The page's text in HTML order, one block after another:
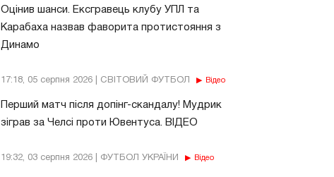
Оцінив шанси. Ексгравець клубу УПЛ та
Карабаха назвав фаворита протистояння з
Динамо
17:18, 05 серпня 2026 | СВІТОВИЙ ФУТБОЛ Відео
Перший матч після допінг-скандалу! Мудрик
зіграв за Челсі проти Ювентуса. ВІДЕО
19:32, 03 серпня 2026 | ФУТБОЛ УКРАЇНИ Відео